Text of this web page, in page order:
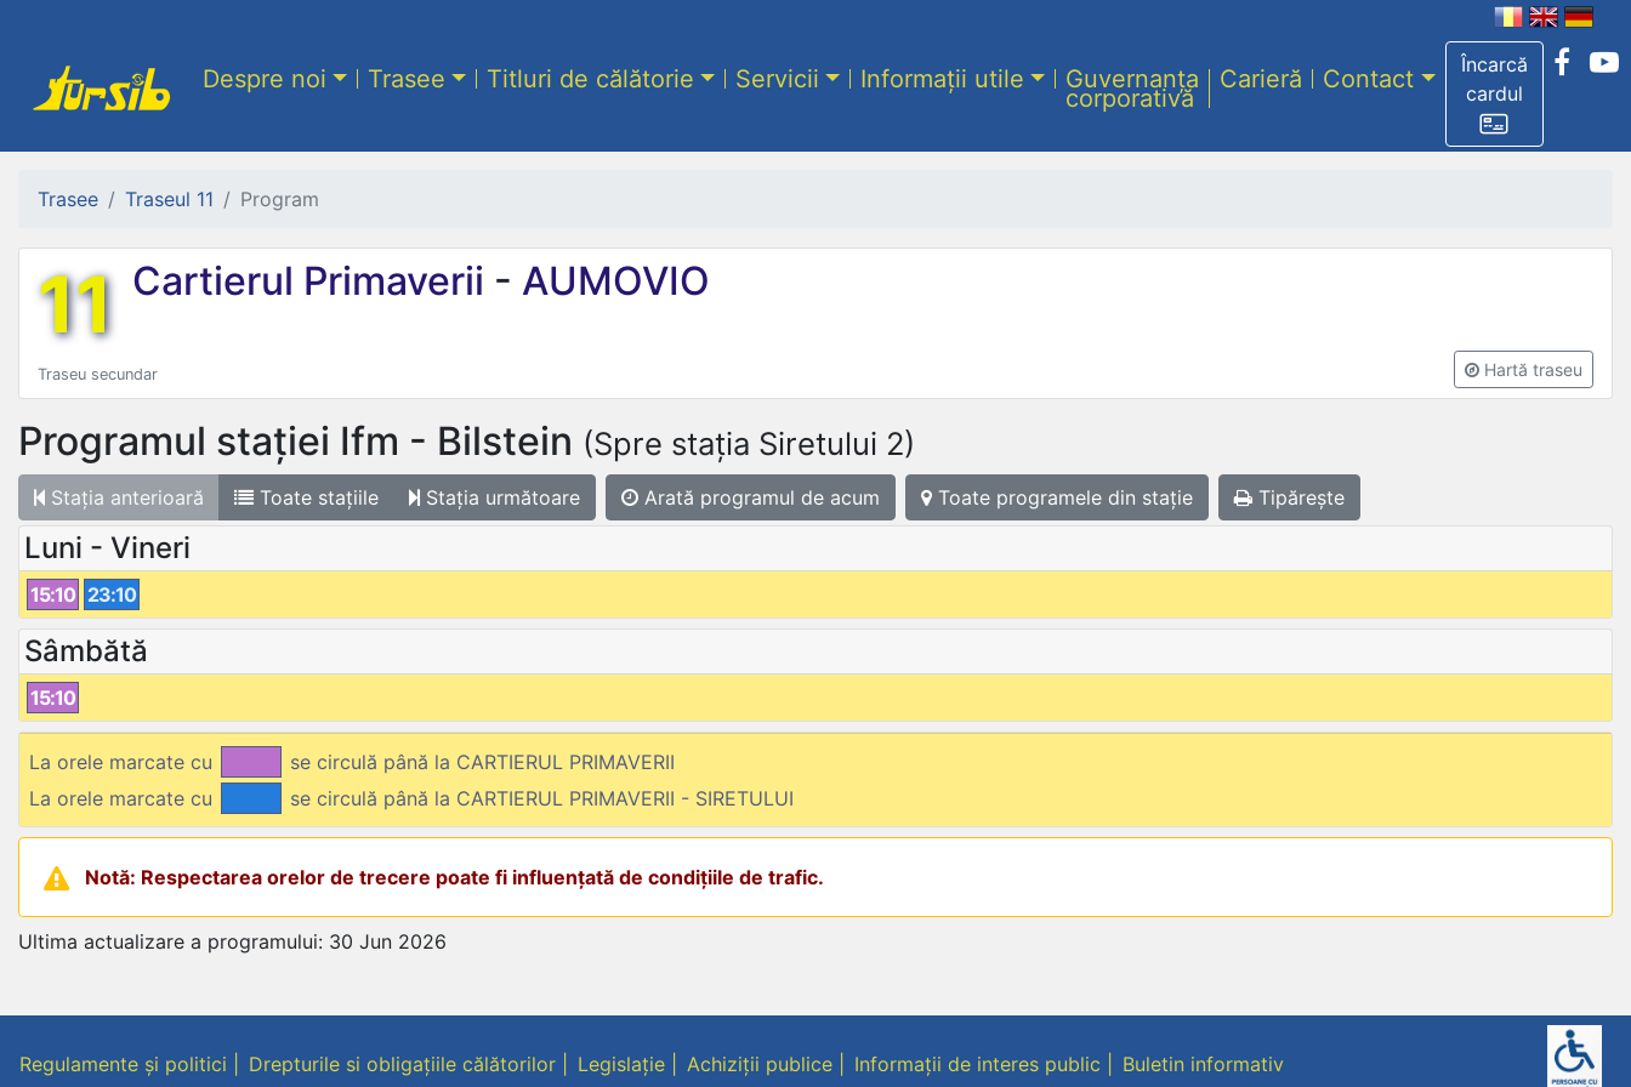
Încarcă
cardul
Despre noi Trasee Titluri de călătorie Servicii Informații utile Guvernanța
corporativă
Carieră Contact
Trasee Traseul 11 Program
11 Cartierul Primaverii - AUMOVIO
Traseu secundar Hartă traseu
Programul stației Ifm - Bilstein (Spre stația Siretului 2)
Stația anterioară Toate stațiile Stația următoare Arată programul de acum Toate programele din stație Tipărește
Luni - Vineri
15:10 23:10
Sâmbătă
15:10
La orele marcate cu
se circulă până la CARTIERUL PRIMAVERII
La orele marcate cu
se circulă până la CARTIERUL PRIMAVERII - SIRETULUI
Notă: Respectarea orelor de trecere poate fi influențată de condițiile de trafic.
Ultima actualizare a programului: 30 Jun 2026
Regulamente și politici Drepturile si obligațiile călătorilor Legislație Achiziții publice Informații de interes public Buletin informativ